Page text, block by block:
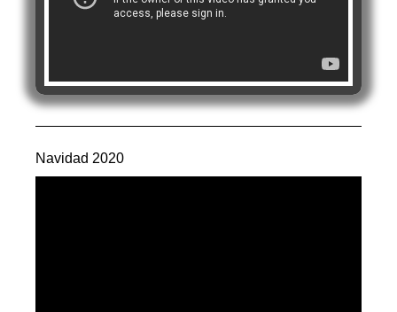
Navidad 2020